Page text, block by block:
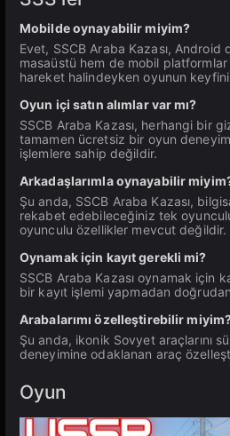
Mobilde oynayabilir miyim?
Evet, SSCB Araba Kazası,
masaüstü hem de mobil platformlar
hareket halindeyken oyunun keyfini
Oyun içi satın alımlar var mı?
SSCB Araba Kazası, herhangi bir
tamamen ücretsiz bir oyun
işlemlere sahip değildir.
Arkadaşlarımla oynayabilir
Şu anda, SSCB Araba Kazası,
rekabet edebileceğiniz tek
oyunculu özellikler mevcut değildir.
Oynamak için kayıt gerekli mi?
SSCB Araba Kazası oynamak için
bir kayıt işlemi yapmadan
Arabalarımı özelleştirebilir
Şu anda, ikonik Sovyet araçlarını
deneyimine odaklanan araç
Oyun